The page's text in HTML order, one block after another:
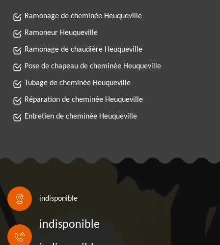
Ramonage de cheminée Heuqueville
Ramoneur Heuqueville
Ramonage de chaudière Heuqueville
Pose de chapeau de cheminée Heuqueville
Tubage de cheminée Heuqueville
Réparation de cheminée Heuqueville
Entretien de cheminée Heuqueville
indisponible
indisponible